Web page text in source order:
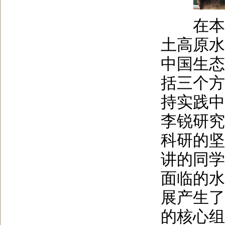
在本
土高原
中国生
括三个
持实践
李锐研
科研的
讲的同
面临的
展产生
的核心